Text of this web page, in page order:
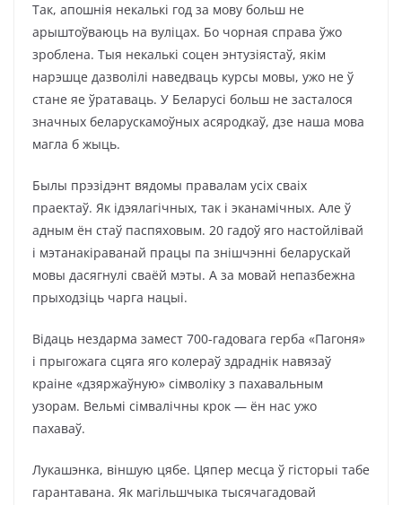
Так, апошнія некалькі год за мову больш не
арыштоўваюць на вуліцах. Бо чорная справа ўжо
зроблена. Тыя некалькі соцен энтузіястаў, якім
нарэшце дазволілі наведваць курсы мовы, ужо не ў
стане яе ўратаваць. У Беларусі больш не засталося
значных беларускамоўных асяродкаў, дзе наша мова
магла б жыць.
Былы прэзідэнт вядомы правалам усіх сваіх
праектаў. Як ідэялагічных, так і эканамічных. Але ў
адным ён стаў паспяховым. 20 гадоў яго настойлівай
і мэтанакіраванай працы па знішчэнні беларускай
мовы дасягнулі сваёй мэты. А за мовай непазбежна
прыходзіць чарга нацыі.
Відаць нездарма замест 700-гадовага герба «Пагоня»
і прыгожага сцяга яго колераў здраднік навязаў
краіне «дзяржаўную» сімволіку з пахавальным
узорам. Вельмі сімвалічны крок — ён нас ужо
пахаваў.
Лукашэнка, віншую цябе. Цяпер месца ў гісторыі табе
гарантавана. Як магільшчыка тысячагадовай